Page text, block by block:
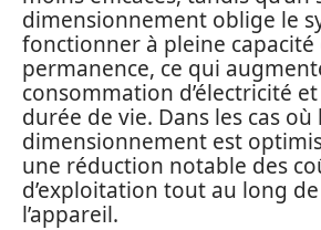
dimensionnement oblige le
fonctionner à pleine capacité
permanence, ce qui
consommation d’électricité
durée de vie. Dans les cas où
dimensionnement est
une réduction notable des
d’exploitation tout au long
l’appareil.